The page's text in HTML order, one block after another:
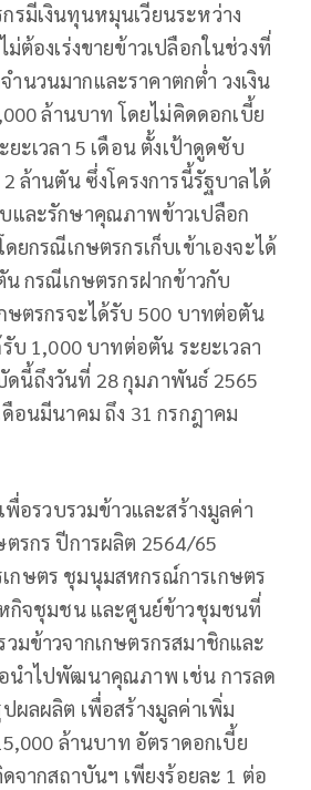
รมีเงินทุนหมุนเวียนระหว่าง
ต้องเร่งขายข้าวเปลือกในช่วงที่
นวนมากและราคาตกต่ำ วงเงิน
ล้านบาท โดยไม่คิดดอกเบี้ย
ะเวลา 5 เดือน ตั้งเป้าดูดซับ
ล้านตัน ซึ่งโครงการนี้รัฐบาลได้
และรักษาคุณภาพข้าวเปลือก
ยกรณีเกษตรกรเก็บเข้าเองจะได้
กรณีเกษตรกรฝากข้าวกับ
ษตรกรจะได้รับ 500 บาทต่อตัน
บ 1,000 บาทต่อตัน ระยะเวลา
นี้ถึงวันที่ 28 กุมภาพันธ์ 2565
อนมีนาคม ถึง 31 กรกฎาคม
พื่อรวบรวมข้าวและสร้างมูลค่า
รกร ปีการผลิต 2564/65
กษตร ชุมนุมสหกรณ์การเกษตร
กิจชุมชน และศูนย์ข้าวชุมชนที่
มข้าวจากเกษตรกรสมาชิกและ
นำไปพัฒนาคุณภาพ เช่น การลด
ผลผลิต เพื่อสร้างมูลค่าเพิ่ม
ล้านบาท อัตราดอกเบี้ย
จากสถาบันฯ เพียงร้อยละ 1 ต่อ